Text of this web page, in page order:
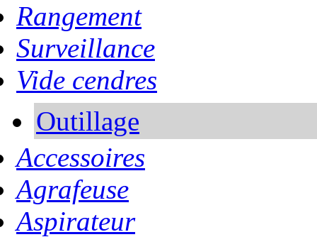
Rangement
Surveillance
Vide cendres
Outillage
Accessoires
Agrafeuse
Aspirateur